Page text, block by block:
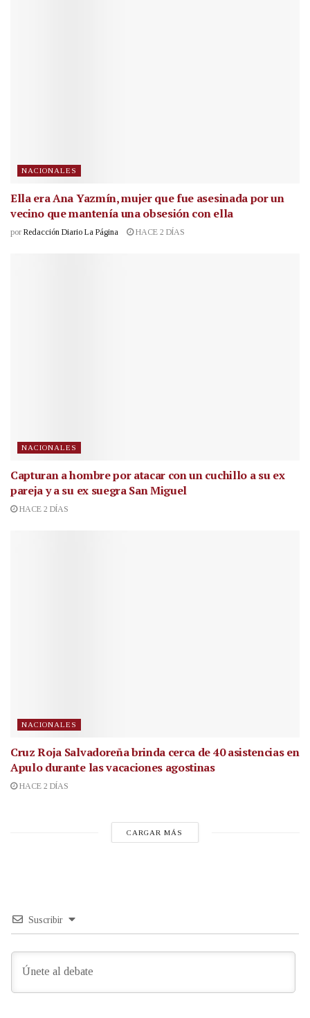
NACIONALES
Ella era Ana Yazmín, mujer que fue asesinada por un
vecino que mantenía una obsesión con ella
por Redacción Diario La Página HACE 2 DÍAS
NACIONALES
Capturan a hombre por atacar con un cuchillo a su ex
pareja y a su ex suegra San Miguel
HACE 2 DÍAS
NACIONALES
Cruz Roja Salvadoreña brinda cerca de 40 asistencias en
Apulo durante las vacaciones agostinas
HACE 2 DÍAS
CARGAR MÁS
Suscribir